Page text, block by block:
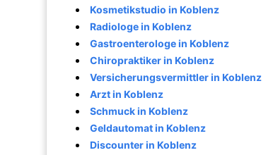
Kosmetikstudio in Koblenz
Radiologe in Koblenz
Gastroenterologe in Koblenz
Chiropraktiker in Koblenz
Versicherungsvermittler in Koblenz
Arzt in Koblenz
Schmuck in Koblenz
Geldautomat in Koblenz
Discounter in Koblenz